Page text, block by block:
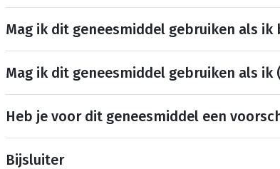
Mag ik dit geneesmiddel gebruiken als
Mag ik dit geneesmiddel gebruiken als ik
Heb je voor dit geneesmiddel een
Bijsluiter